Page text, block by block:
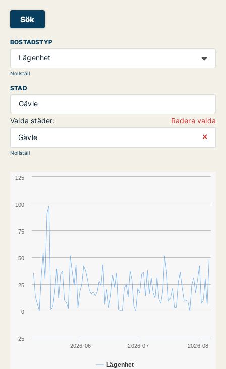
Sök
BOSTADSTYP
Lägenhet
Nollställ
STAD
Gävle
Valda städer:
Radera valda
Gävle
⨯
Nollställ
Lägenhet
2026-06 2026-07 2026-08
0
100
-25
25
50
75
125